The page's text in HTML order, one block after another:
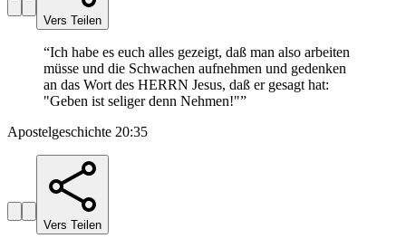
Vers Teilen
“Ich habe es euch alles gezeigt, daß man also arbeiten
müsse und die Schwachen aufnehmen und gedenken
an das Wort des HERRN Jesus, daß er gesagt hat:
"Geben ist seliger denn Nehmen!"”
Apostelgeschichte 20:35
Vers Teilen